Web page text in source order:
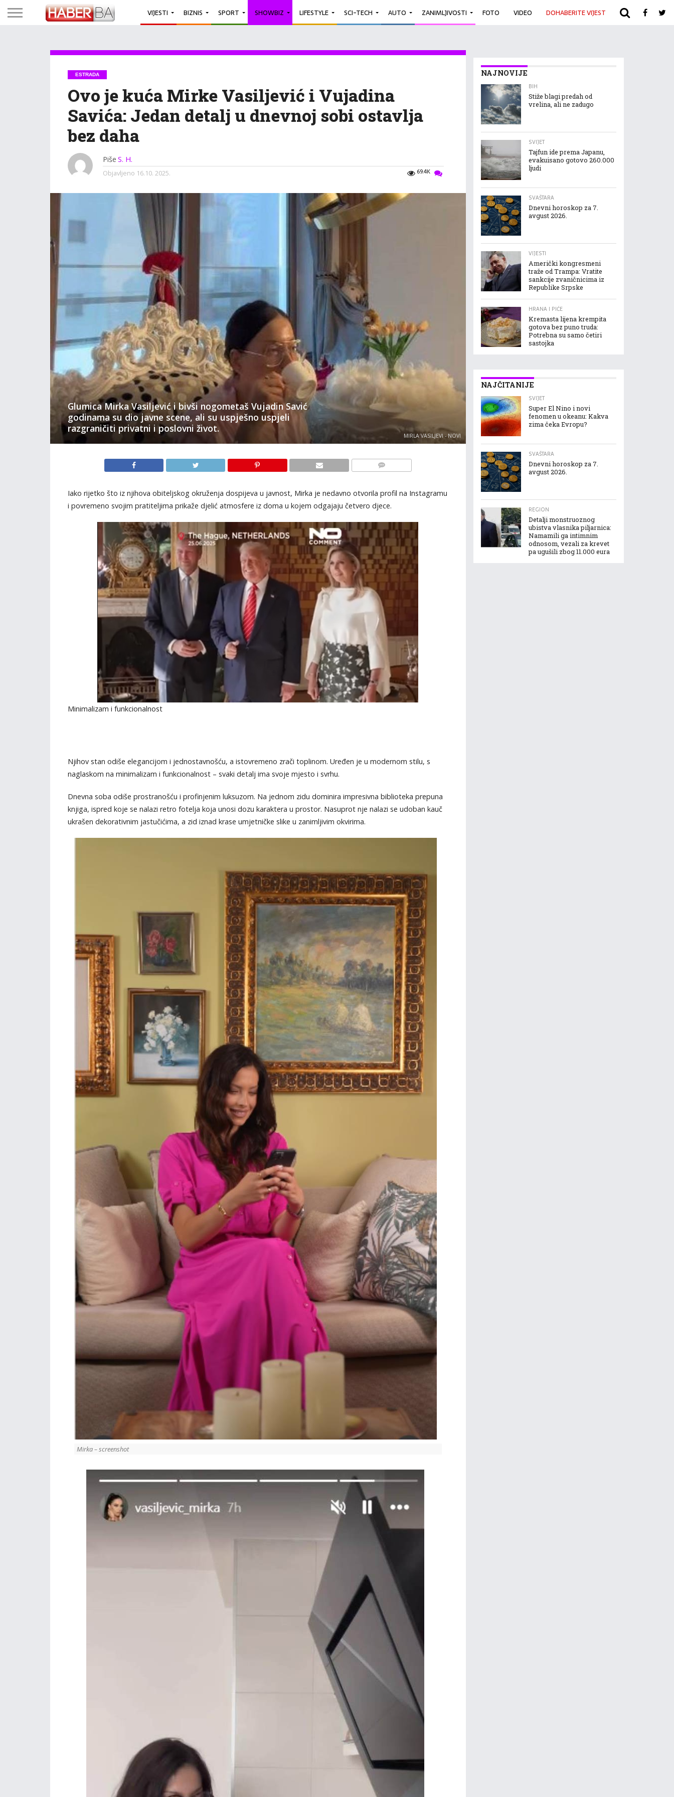
VIJESTI BIZNIS SPORT SHOWBIZ LIFESTYLE SCI-TECH AUTO ZANIMLJIVOSTI FOTO VIDEO DOHABERITE VIJEST ARHIVA
ESTRADA
Ovo je kuća Mirke Vasiljević i Vujadina
Savića: Jedan detalj u dnevnoj sobi ostavlja
bez daha
Piše S. H.
69.4K
Objavljeno 16.10. 2025.
Glumica Mirka Vasiljević i bivši nogometaš Vujadin Savić
godinama su dio javne scene, ali su uspješno uspjeli
razgraničiti privatni i poslovni život.
MIRLA VASILJEVI - NOVI
Iako rijetko što iz njihova obiteljskog okruženja dospijeva u javnost, Mirka je nedavno otvorila profil na Instagramu
i povremeno svojim pratiteljima prikaže djelić atmosfere iz doma u kojem odgajaju četvero djece.
Minimalizam i funkcionalnost
Njihov stan odiše elegancijom i jednostavnošću, a istovremeno zrači toplinom. Uređen je u modernom stilu, s
naglaskom na minimalizam i funkcionalnost – svaki detalj ima svoje mjesto i svrhu.
Dnevna soba odiše prostranošću i profinjenim luksuzom. Na jednom zidu dominira impresivna biblioteka prepuna
knjiga, ispred koje se nalazi retro fotelja koja unosi dozu karaktera u prostor. Nasuprot nje nalazi se udoban kauč
ukrašen dekorativnim jastučićima, a zid iznad krase umjetničke slike u zanimljivim okvirima.
Mirka – screenshot
NAJNOVIJE
BIH
Stiže blagi predah od
vrelina, ali ne zadugo
SVIJET
Tajfun ide prema Japanu,
evakuisano gotovo 260.000
ljudi
SVAŠTARA
Dnevni horoskop za 7.
avgust 2026.
VIJESTI
Američki kongresmeni
traže od Trampa: Vratite
sankcije zvaničnicima iz
Republike Srpske
HRANA I PIĆE
Kremasta lijena krempita
gotova bez puno truda:
Potrebna su samo četiri
sastojka
NAJČITANIJE
SVIJET
Super El Nino i novi
fenomen u okeanu: Kakva
zima čeka Evropu?
SVAŠTARA
Dnevni horoskop za 7.
avgust 2026.
REGION
Detalji monstruoznog
ubistva vlasnika piljarnica:
Namamili ga intimnim
odnosom, vezali za krevet
pa ugušili zbog 11.000 eura